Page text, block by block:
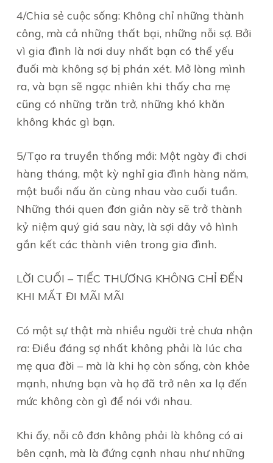
4/Chia sẻ cuộc sống: Không chỉ những thành
công, mà cả những thất bại, những nỗi sợ. Bởi
vì gia đình là nơi duy nhất bạn có thể yếu
đuối mà không sợ bị phán xét. Mở lòng mình
ra, và bạn sẽ ngạc nhiên khi thấy cha mẹ
cũng có những trăn trở, những khó khăn
không khác gì bạn.
5/Tạo ra truyền thống mới: Một ngày đi chơi
hàng tháng, một kỳ nghỉ gia đình hàng năm,
một buổi nấu ăn cùng nhau vào cuối tuần.
Những thói quen đơn giản này sẽ trở thành
kỷ niệm quý giá sau này, là sợi dây vô hình
gắn kết các thành viên trong gia đình.
LỜI CUỐI – TIẾC THƯƠNG KHÔNG CHỈ ĐẾN
KHI MẤT ĐI MÃI MÃI
Có một sự thật mà nhiều người trẻ chưa nhận
ra: Điều đáng sợ nhất không phải là lúc cha
mẹ qua đời – mà là khi họ còn sống, còn khỏe
mạnh, nhưng bạn và họ đã trở nên xa lạ đến
mức không còn gì để nói với nhau.
Khi ấy, nỗi cô đơn không phải là không có ai
bên cạnh, mà là đứng cạnh nhau như những